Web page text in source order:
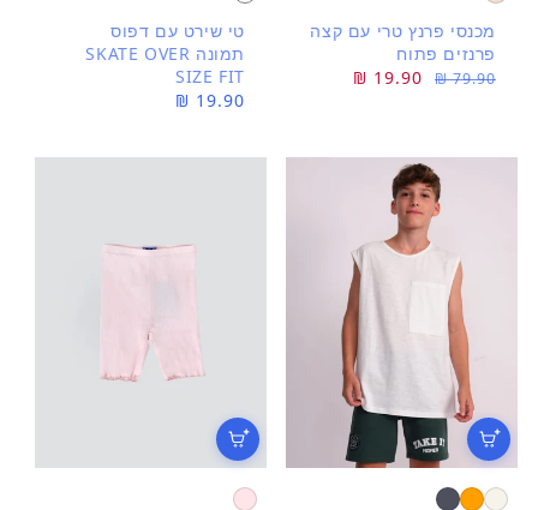
מכנסי פרנץ טרי עם קצה
פרנזים פתוח
מחיר
79.90 ₪
מחיר
19.90 ₪
טי שירט עם דפוס
תמונה SKATE OVER
SIZE FIT
מחיר
19.90 ₪